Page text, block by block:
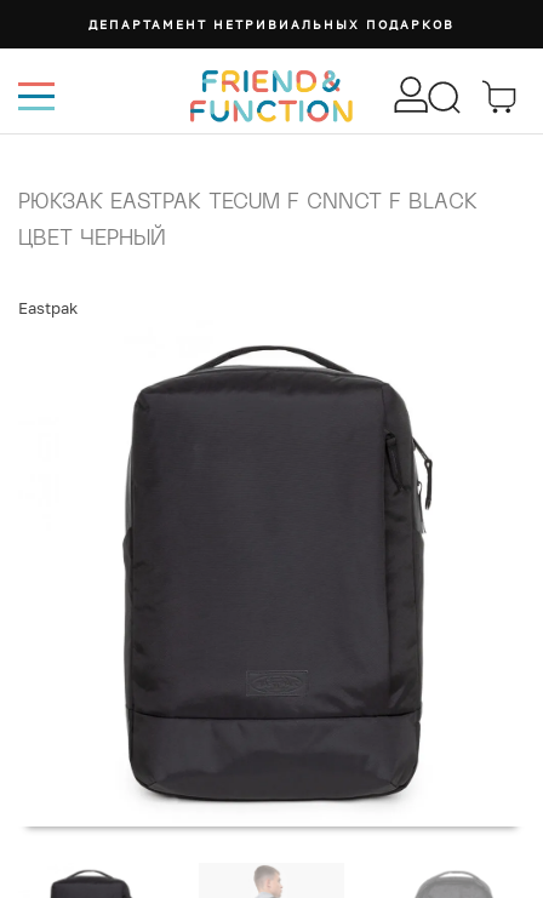
ДЕПАРТАМЕНТ НЕТРИВИАЛЬНЫХ ПОДАРКОВ
РЮКЗАК EASTPAK TECUM F CNNCT F BLACK
ЦВЕТ ЧЕРНЫЙ
Eastpak